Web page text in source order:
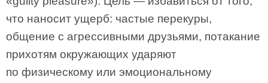
что наносит ущерб: частые перекуры,
общение с агрессивными друзьями, потакание
прихотям окружающих ударяют
по физическому или эмоциональному